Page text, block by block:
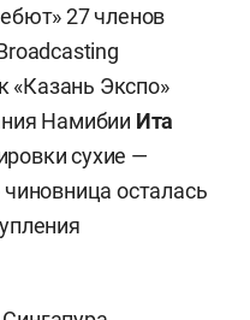
27 членов
«Казань Экспо»
Намибии Ита
сухие —
осталась